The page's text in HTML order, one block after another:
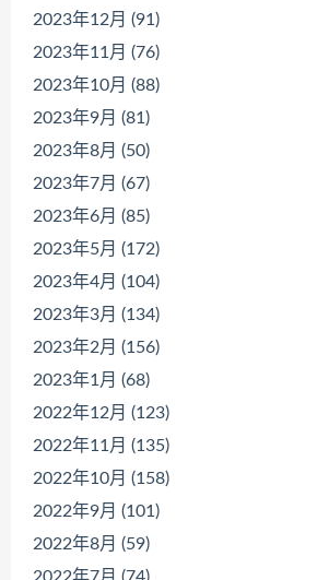
2023年12月 (91)
2023年11月 (76)
2023年10月 (88)
2023年9月 (81)
2023年8月 (50)
2023年7月 (67)
2023年6月 (85)
2023年5月 (172)
2023年4月 (104)
2023年3月 (134)
2023年2月 (156)
2023年1月 (68)
2022年12月 (123)
2022年11月 (135)
2022年10月 (158)
2022年9月 (101)
2022年8月 (59)
2022年7月 (74)